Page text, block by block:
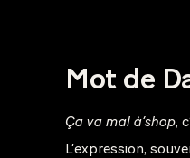
Mot de
Ça va mal à’shop,
L’expression,